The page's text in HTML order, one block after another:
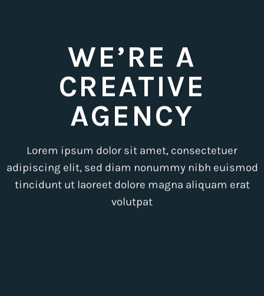
WE’RE A
CREATIVE
AGENCY
Lorem ipsum dolor sit amet, consectetuer
adipiscing elit, sed diam nonummy nibh euismod
tincidunt ut laoreet dolore magna aliquam erat
volutpat